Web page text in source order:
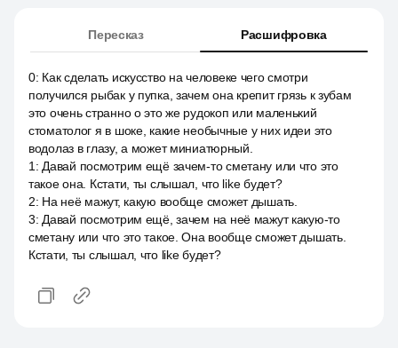
Пересказ Расшифровка
0: Как сделать искусство на человеке чего смотри
получился рыбак у пупка, зачем она крепит грязь к зубам
это очень странно o это же рудокоп или маленький
стоматолог я в шоке, какие необычные у них идеи это
водолаз в глазу, а может миниатюрный.
1 : Давай посмотрим ещё зачем-то сметану или что это
такое она. Кстати, ты слышал, что like будет?
2: На неё мажут, какую вообще сможет дышать.
3: Давай посмотрим ещё, зачем на неё мажут какую-то
сметану или что это такое. Она вообще сможет дышать.
Кстати, ты слышал, что like будет?